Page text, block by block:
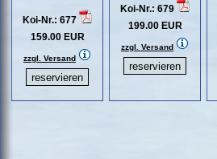
Koi-Nr.: 677
159.00 EUR
zzgl. Versand
Koi-Nr.: 679
199.00 EUR
zzgl. Versand